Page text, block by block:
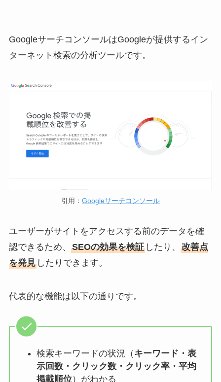
GoogleサーチコンソールはGoogleが提供するイン
ターネット検索の分析ツールです。
引用： Googleサーチコンソール
ユーザーがサイトをアクセスする前のデータを確
認できるため、 SEOの効果を検証したり、 改善点
を発見したりできます。
代表的な機能は以下の通りです。
検索キーワードの状況（ キーワード・表
示回数・クリック数・クリック率・平均
掲載順位 ）がわかる